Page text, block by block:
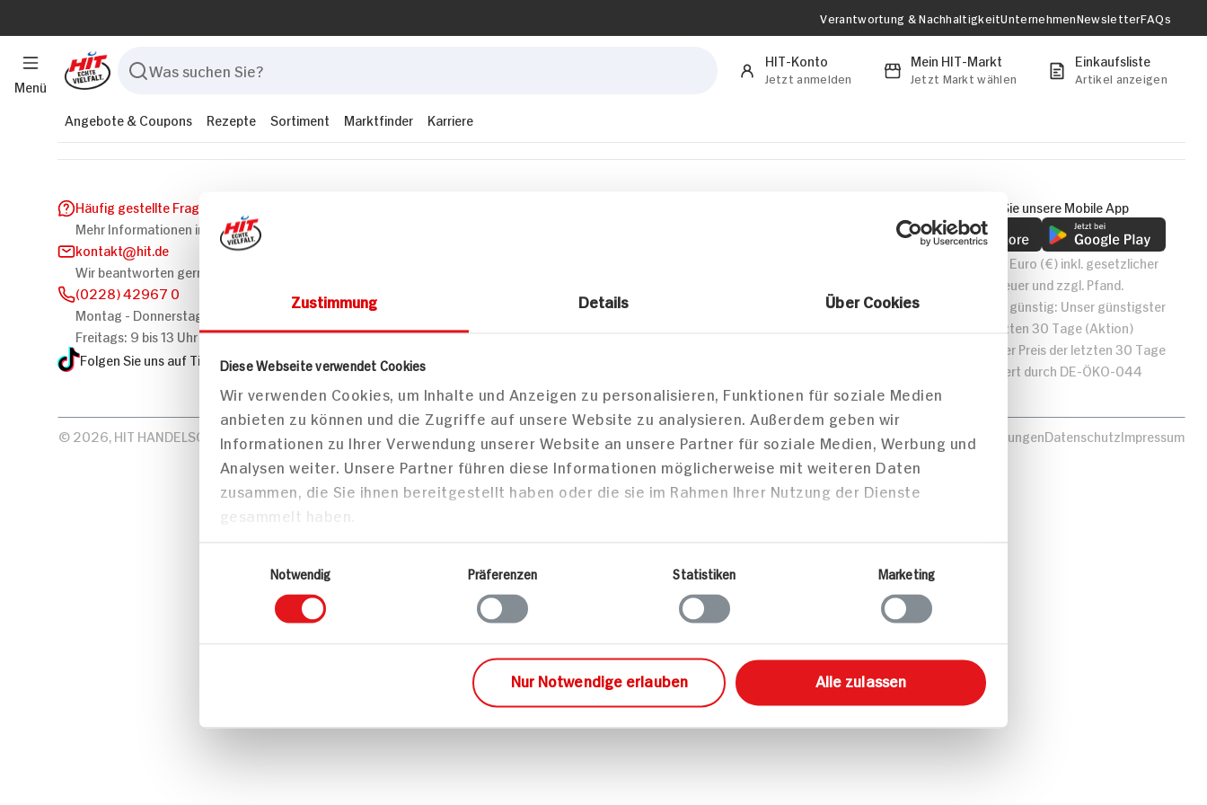
Zustimmung Details Über Cookies
Diese Webseite verwendet Cookies
Wir verwenden Cookies, um Inhalte und Anzeigen zu personalisieren, Funktionen für soziale Medien
anbieten zu können und die Zugriffe auf unsere Website zu analysieren. Außerdem geben wir
Informationen zu Ihrer Verwendung unserer Website an unsere Partner für soziale Medien, Werbung und
Analysen weiter. Unsere Partner führen diese Informationen möglicherweise mit weiteren Daten
zusammen, die Sie ihnen bereitgestellt haben oder die sie im Rahmen Ihrer Nutzung der Dienste
gesammelt haben.
Notwendig
Präferenzen Statistiken Marketing
Nur Notwendige erlauben Alle zulassen
Menü
Verantwortung & NachhaltigkeitUnternehmenNewsletterFAQs
HIT-Konto
Jetzt anmelden
Mein HIT-Markt
Jetzt Markt wählen
Einkaufsliste
Artikel anzeigen
Angebote & Coupons Rezepte Sortiment Marktfinder Karriere
Häufig gestellte Fragen
Mehr Informationen in unserem FAQ
kontakt
hit.de
Wir beantworten gerne Ihre Fragen
(0228) 42967 0
Montag - Donnerstag: 9 bis 16 Uhr
Freitags: 9 bis 13 Uhr
Folgen Sie uns auf TikTok
Entdecken Sie unsere Mobile App
Alle Preise in Euro (€) inkl. gesetzlicher
Mehrwertsteuer und zzgl. Pfand.
* Wiederholt günstig: Unser günstigster
Preis der letzten 30 Tage (Aktion)
** Günstigster Preis der letzten 30 Tage
Bio-zertifiziert durch DE-ÖKO-044
Cookie-Einstellungen Informationen zu Cookies NutzungsbedingungenDatenschutzImpressum
© 2026, HIT HANDELSGRUPPE GMBH & CO KG